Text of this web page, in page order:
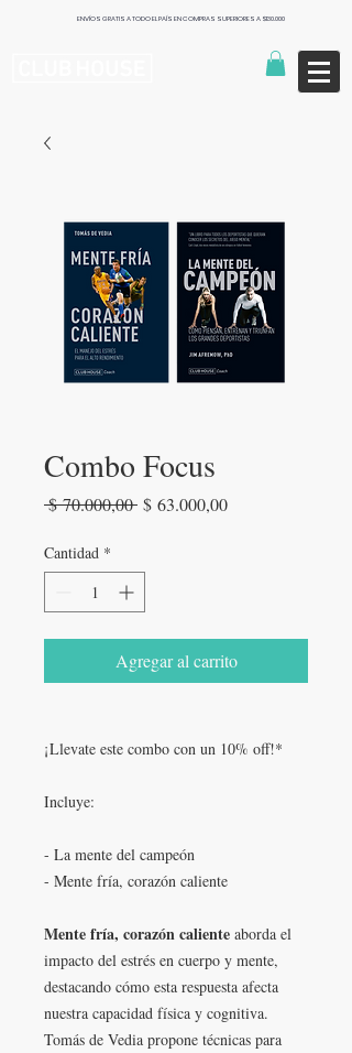
ENVÍOS GRATIS A TODO EL PAÍS EN COMPRAS SUPERIORES A $130.000
Combo Focus
$ 70.000,00 Precio
$ 63.000,00Precio
Cantidad *
Agregar al carrito
¡Llevate este combo con un 10% off!*
Incluye:
- La mente del campeón
- Mente fría, corazón caliente
Mente fría, corazón caliente aborda el
impacto del estrés en cuerpo y mente,
destacando cómo esta respuesta afecta
nuestra capacidad física y cognitiva.
Tomás de Vedia propone técnicas para